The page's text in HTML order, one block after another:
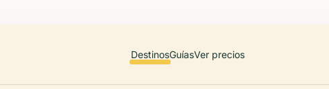
DestinosGuíasVer precios